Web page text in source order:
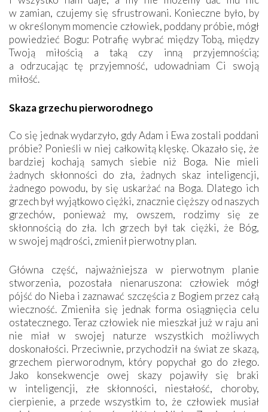
w zamian, czujemy się sfrustrowani. Konieczne było, by
w określonym momencie człowiek, poddany próbie, mógł
powiedzieć Bogu: Potrafię wybrać między Tobą, między
Twoją miłością a taką czy inną przyjemnością;
a odrzucając tę przyjemność, udowadniam Ci swoją
miłość.
Skaza grzechu pierworodnego
Co się jednak wydarzyło, gdy Adam i Ewa zostali poddani
próbie? Ponieśli w niej całkowitą klęskę. Okazało się, że
bardziej kochają samych siebie niż Boga. Nie mieli
żadnych skłonności do zła, żadnych skaz inteligencji,
żadnego powodu, by się uskarżać na Boga. Dlatego ich
grzech był wyjątkowo ciężki, znacznie cięższy od naszych
grzechów, ponieważ my, owszem, rodzimy się ze
skłonnością do zła. Ich grzech był tak ciężki, że Bóg,
w swojej mądrości, zmienił pierwotny plan.
Główna część, najważniejsza w pierwotnym planie
stworzenia, pozostała nienaruszona: człowiek mógł
pójść do Nieba i zaznawać szczęścia z Bogiem przez całą
wieczność. Zmieniła się jednak forma osiągnięcia celu
ostatecznego. Teraz człowiek nie mieszkał już w raju ani
nie miał w swojej naturze wszystkich możliwych
doskonałości. Przeciwnie, przychodził na świat ze skazą,
grzechem pierworodnym, który popychał go do złego.
Jako konsekwencje owej skazy pojawiły się braki
w inteligencji, złe skłonności, niestałość, choroby,
cierpienie, a przede wszystkim to, że człowiek musiał